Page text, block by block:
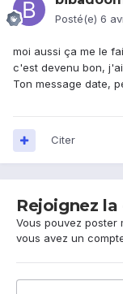
Posté(e) 6
moi aussi ça me le
c'est devenu bon,
Ton message date,
Citer
Rejoignez
Vous pouvez poster
vous avez un